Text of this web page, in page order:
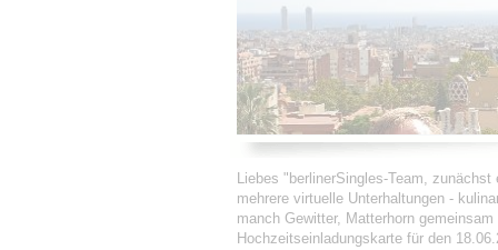
Liebes "berlinerSingles-Team,
mehrere virtuelle Unterhaltungen -
manch Gewitter, Matterhorn
Hochzeitseinladungskarte für den